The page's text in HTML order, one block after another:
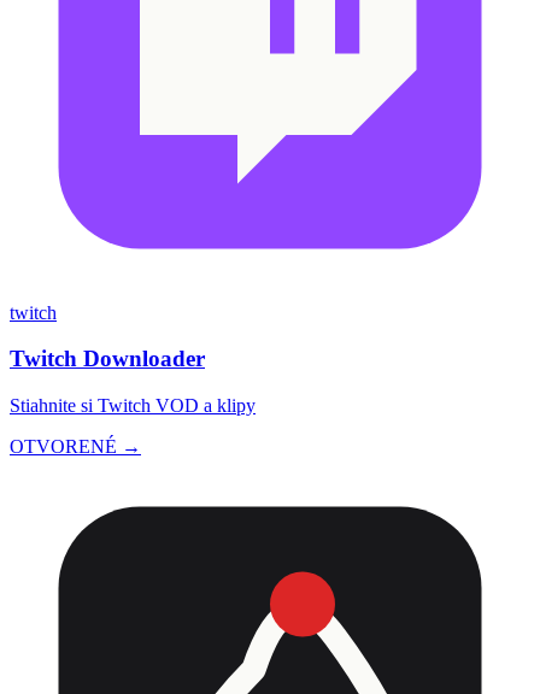
twitch
Twitch Downloader
Stiahnite si Twitch VOD a klipy
OTVORENÉ →